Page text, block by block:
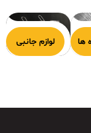
ها لوازم جانبی